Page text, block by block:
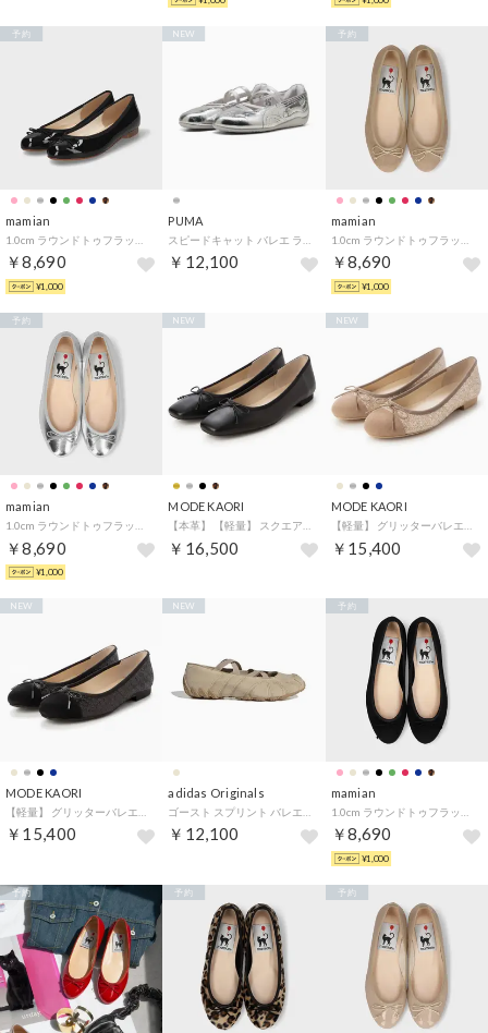
mamian
￥8,690
予約
¥1,000
PUMA
￥12,100
NEW
mamian
￥8,690
予約
¥1,000
mamian
￥8,690
予約
¥1,000
MODE KAORI
￥16,500
NEW
MODE KAORI
￥15,400
NEW
MODE KAORI
￥15,400
NEW
adidas Originals
￥12,100
NEW
mamian
￥8,690
予約
¥1,000
予約 予約 予約